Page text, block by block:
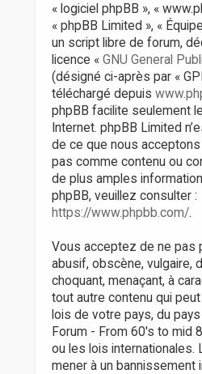
« logiciel phpBB », «
« phpBB Limited », «
un script libre de forum,
licence « GNU General
(désigné ci-après par «
téléchargé depuis
phpBB facilite seulement
Internet. phpBB Limited
de ce que nous acceptons
pas comme contenu ou
de plus amples
phpBB, veuillez consulter :
https://www.phpbb.com/.
Vous acceptez de ne pas
abusif, obscène, vulgaire,
choquant, menaçant, à
tout autre contenu qui
lois de votre pays, du
Forum - From 60's to mid
ou les lois internationales.
mener à un bannissement